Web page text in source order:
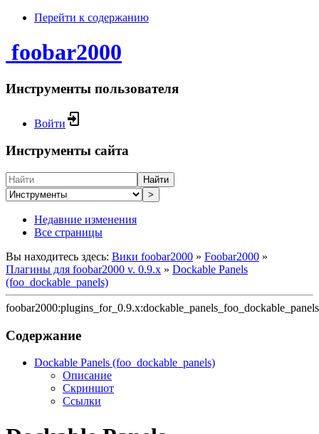
Перейти к содержанию
foobar2000
Инструменты пользователя
Войти
Инструменты сайта
Найти
>
Недавние изменения
Все страницы
Вы находитесь здесь: Вики foobar2000 » Foobar2000 »
Плагины для foobar2000 v. 0.9.x » Dockable Panels
(foo_dockable_panels)
foobar2000:plugins_for_0.9.x:dockable_panels_foo_dockable_panels
Содержание
Dockable Panels (foo_dockable_panels)
Описание
Скриншот
Ссылки